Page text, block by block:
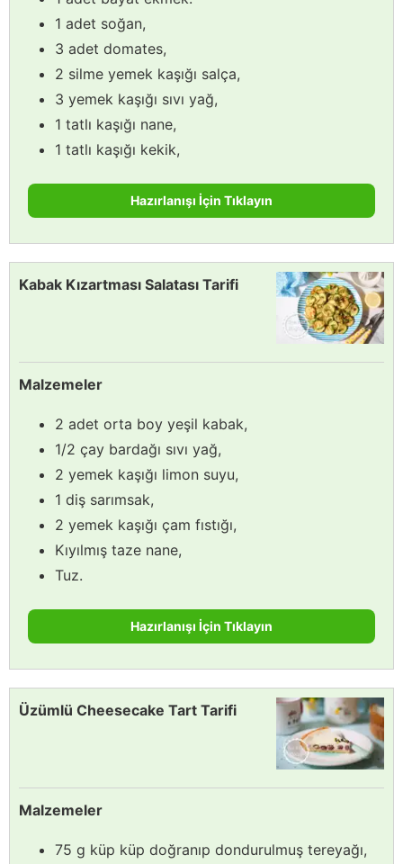
1 adet soğan,
3 adet domates,
2 silme yemek kaşığı salça,
3 yemek kaşığı sıvı yağ,
1 tatlı kaşığı nane,
1 tatlı kaşığı kekik,
Hazırlanışı İçin Tıklayın
Kabak Kızartması Salatası Tarifi
Malzemeler
2 adet orta boy yeşil kabak,
1/2 çay bardağı sıvı yağ,
2 yemek kaşığı limon suyu,
1 diş sarımsak,
2 yemek kaşığı çam fıstığı,
Kıyılmış taze nane,
Tuz.
Hazırlanışı İçin Tıklayın
Üzümlü Cheesecake Tart Tarifi
Malzemeler
75 g küp küp doğranıp dondurulmuş tereyağı,